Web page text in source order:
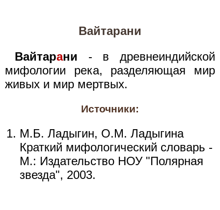
Вайтарани
Вайтарани - в древнеиндийской
мифологии река, разделяющая мир
живых и мир мертвых.
Источники:
М.Б. Ладыгин, О.М. Ладыгина
Краткий мифологический словарь -
М.: Издательство НОУ "Полярная
звезда", 2003.